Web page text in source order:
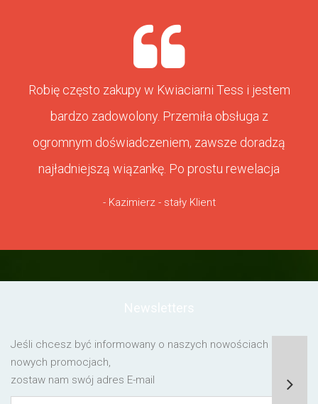
Robię często zakupy w Kwiaciarni Tess i jestem
bardzo zadowolony. Przemiła obsługa z
ogromnym doświadczeniem, zawsze doradzą
najładniejszą wiązankę. Po prostu rewelacja
- Kazimierz - stały Klient
Jeśli chcesz być informowany o naszych nowościach lub o
nowych promocjach,
zostaw nam swój adres E-mail